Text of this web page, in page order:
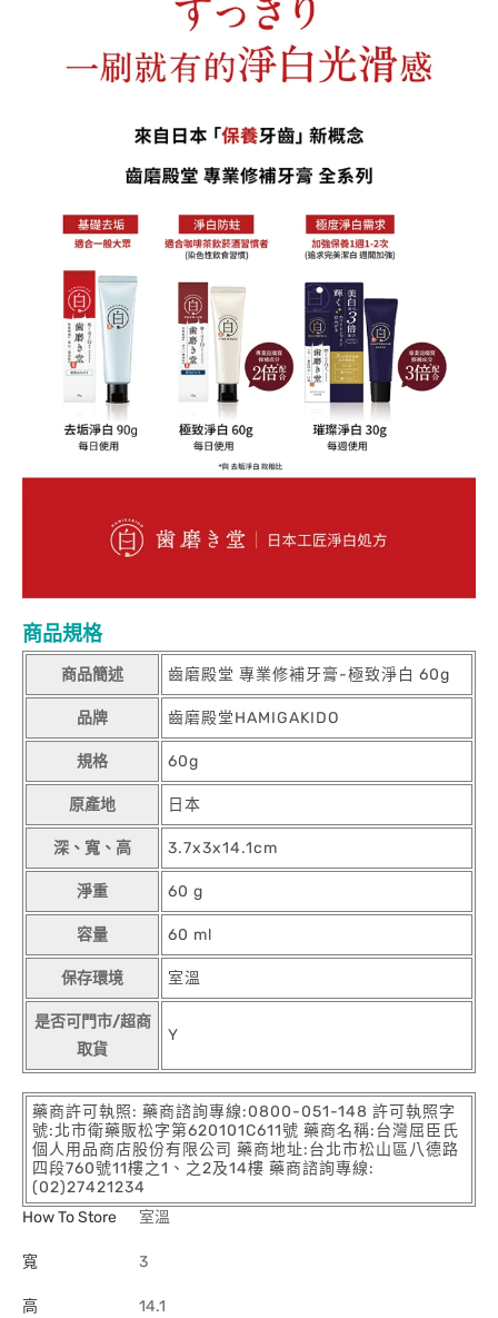
商品規格
商品簡述 齒磨殿堂 專業修補牙膏-極致淨白 60g
品牌 齒磨殿堂HAMIGAKIDO
規格 60g
原產地 日本
深、寬、高 3.7x3x14.1cm
淨重 60 g
容量 60 ml
保存環境 室溫
是否可門市/超商
取貨
Y
藥商許可執照: 藥商諮詢專線:0800-051-148 許可執照字
號:北市衛藥販松字第620101C611號 藥商名稱:台灣屈臣氏
個人用品商店股份有限公司 藥商地址:台北市松山區八德路
四段760號11樓之1、之2及14樓 藥商諮詢專線:
(02)27421234
How To Store
室溫
寬 3
高 14.1